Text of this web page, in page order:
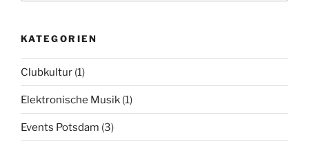
KATEGORIEN
Clubkultur (1)
Elektronische Musik (1)
Events Potsdam (3)